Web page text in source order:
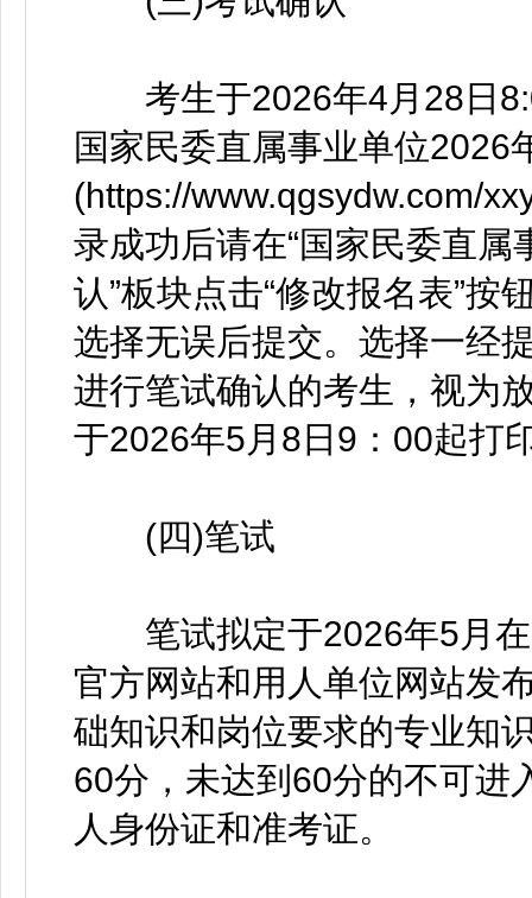
考生于2026年4月28日
国家民委直属事业单位2026
(https://www.qgsydw.com/
录成功后请在“国家民委直
认”板块点击“修改报名表”按
选择无误后提交。选择一经
进行笔试确认的考生，视为
于2026年5月8日9：00起打
(四)笔试
笔试拟定于2026年5月在
官方网站和用人单位网站发
础知识和岗位要求的专业知
60分，未达到60分的不可进
人身份证和准考证。